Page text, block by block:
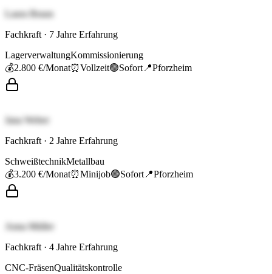
Laura Braun
Fachkraft · 7 Jahre Erfahrung
LagerverwaltungKommissionierung
💰2.800 €/Monat⏰Vollzeit🟢Sofort 📍Pforzheim
Jana Weber
Fachkraft · 2 Jahre Erfahrung
SchweißtechnikMetallbau
💰3.200 €/Monat⏰Minijob🟢Sofort 📍Pforzheim
Anna Müller
Fachkraft · 4 Jahre Erfahrung
CNC-FräsenQualitätskontrolle